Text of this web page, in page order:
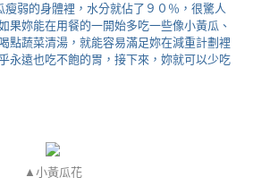
弱的身體裡，水分就佔了９０％，很驚人
果妳能在用餐的一開始多吃一些像小黃瓜、
點蔬菜清湯，就能容易滿足妳在減重計劃裡
永遠也吃不飽的胃，接下來，妳就可以少吃
▲小黃瓜花